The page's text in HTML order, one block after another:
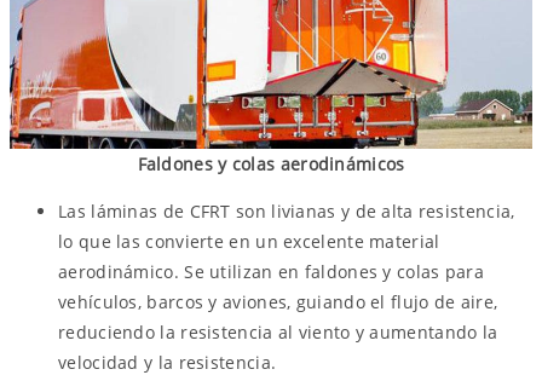
Faldones y colas aerodinámicos
Las láminas de CFRT son livianas y de alta resistencia,
lo que las convierte en un excelente material
aerodinámico. Se utilizan en faldones y colas para
vehículos, barcos y aviones, guiando el flujo de aire,
reduciendo la resistencia al viento y aumentando la
velocidad y la resistencia.